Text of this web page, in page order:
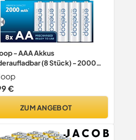
- AAA Akkus
(8 Stück) - 2000
NiMH Batterien
€
ZUM ANGEBOT